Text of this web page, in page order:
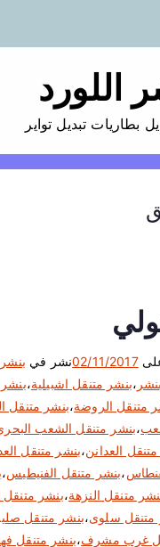
اللورد
بطاريات تبديل تواير
02/11/2017نشر في
بنشر ،بنشر متنقل اشبيلية،
متنقل الروضة،بنشر متنقل
،بنشر متنقل الشعب
العدانن،بنشر متنقل
،بنشر متنقل الفنيطيس،
متنقل النزهة،بنشر متنقل
متنقل سلوى،بنشر متنقل
غرب مشرف،بنشر متنقل